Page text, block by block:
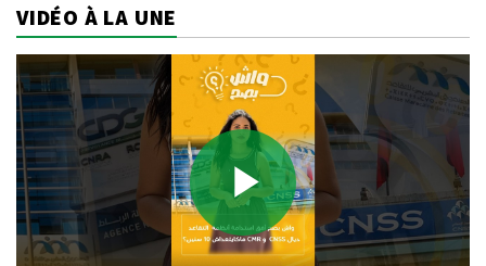
VIDÉO À LA UNE
Play